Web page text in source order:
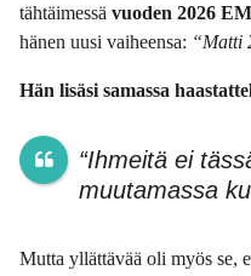
tähtäimessä vuoden 2026
hänen uusi vaiheensa: “Matti
Hän lisäsi samassa
“Ihmeitä ei
muutamassa
Mutta yllättävää oli myös se,